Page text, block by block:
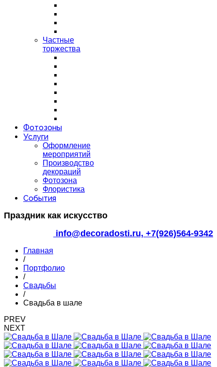
Частные
торжества
Фотозоны
Услуги
Оформление
мероприятий
Производство
декораций
Фотозона
Флористика
События
Праздник как искусство
info@decoradosti.ru, +7(926)564-9342
Главная
/
Портфолио
/
Свадьбы
/
Свадьба в шале
PREV
NEXT